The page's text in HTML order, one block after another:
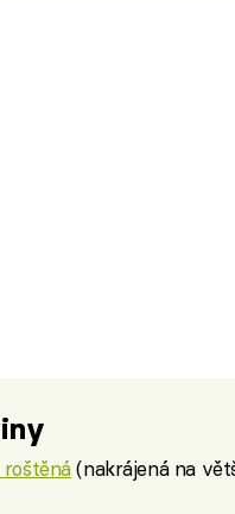
(nakrájená na